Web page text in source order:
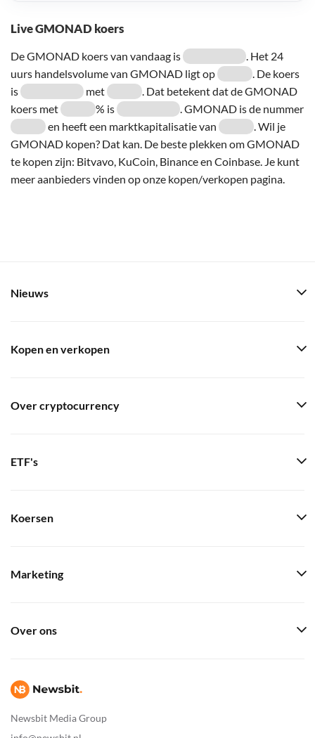
Live GMONAD koers
De GMONAD koers van vandaag is
. Het 24
uurs handelsvolume van GMONAD ligt op
. De koers
is
met
. Dat betekent dat de GMONAD
koers met
% is
. GMONAD is de nummer
en heeft een marktkapitalisatie van
. Wil je
GMONAD kopen? Dat kan. De beste plekken om GMONAD
te kopen zijn: Bitvavo, KuCoin, Binance en Coinbase. Je kunt
meer aanbieders vinden op onze kopen/verkopen pagina.
Newsbit Media Group
Nieuws
Kopen en verkopen
Over cryptocurrency
ETF's
Koersen
Marketing
Over ons